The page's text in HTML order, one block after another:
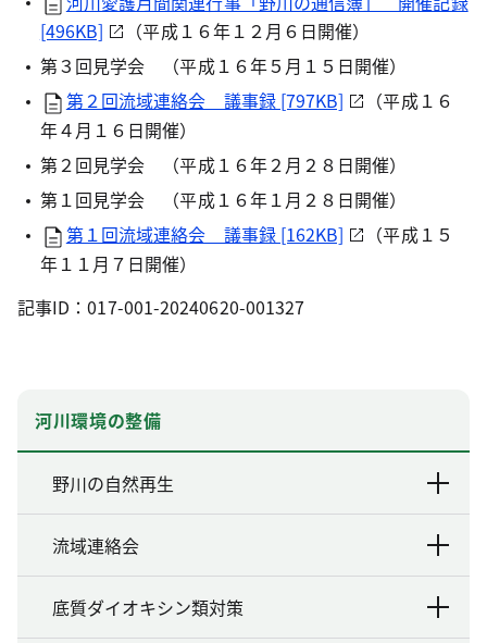
[496KB]
（平成１６年１２月６日開催）
第３回見学会 （平成１６年５月１５日開催）
第２回流域連絡会 議事録 [797KB]
（平成１６
年４月１６日開催）
第２回見学会 （平成１６年２月２８日開催）
第１回見学会 （平成１６年１月２８日開催）
第１回流域連絡会 議事録 [162KB]
（平成１５
年１１月７日開催）
記事ID：017-001-20240620-001327
河川環境の整備
野川の自然再生
流域連絡会
底質ダイオキシン類対策